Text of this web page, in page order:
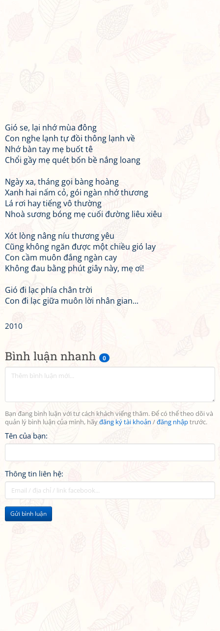
Bình luận nhanh 0
Bạn đang bình luận với tư cách khách viếng thăm. Để có thể theo dõi và
quản lý bình luận của mình, hãyđăng ký tài khoản /đăng nhậptrước.
Tên của bạn:
Thông tin liên hệ:
Gửi bình luận
Gió se, lại nhớ mùa đông
Con nghe lạnh tự đồi thông lạnh về
Nhớ bàn tay mẹ buốt tê
Chổi gầy mẹ quét bốn bề nắng loang
Ngày xa, tháng gọi bàng hoàng
Xanh hai nấm cỏ, gói ngàn nhớ thương
Lá rơi hay tiếng vô thường
Nhoà sương bóng mẹ cuối đường liêu xiêu
Xót lòng nâng níu thương yêu
Cũng không ngăn được một chiều gió lay
Con cầm muôn đắng ngàn cay
Không đau bằng phút giây này, mẹ ơi!
Gió đi lạc phía chân trời
Con đi lạc giữa muôn lời nhân gian...
2010